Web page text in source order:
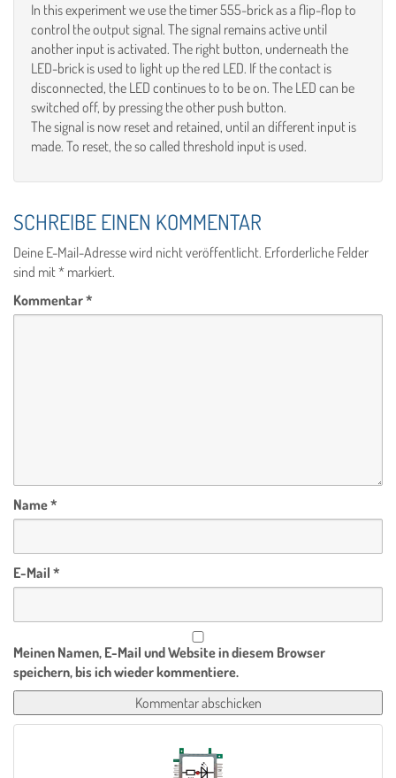
In this experiment we use the timer 555-brick as a flip-flop to
control the output signal. The signal remains active until
another input is activated. The right button, underneath the
LED-brick is used to light up the red LED. If the contact is
disconnected, the LED continues to to be on. The LED can be
switched off, by pressing the other push button.
The signal is now reset and retained, until an different input is
made. To reset, the so called threshold input is used.
SCHREIBE EINEN KOMMENTAR
Deine E-Mail-Adresse wird nicht veröffentlicht. Erforderliche Felder
sind mit* markiert.
Kommentar*
Name*
E-Mail *
Meinen Namen, E-Mail und Website in diesem Browser
speichern, bis ich wieder kommentiere.